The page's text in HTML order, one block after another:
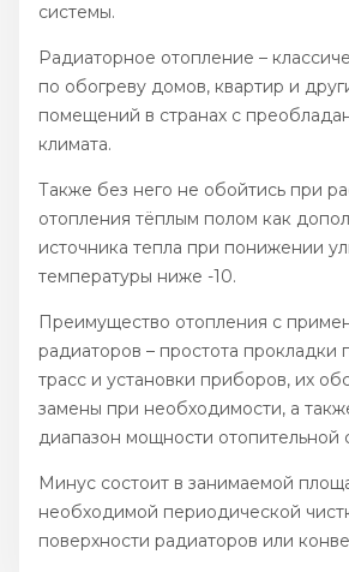
системы.
Радиаторное отопление –
по обогреву домов, квартир и
помещений в странах с
климата.
Также без него не обойтись при
отопления тёплым полом как
источника тепла при понижении
температуры ниже -10.
Преимущество отопления с
радиаторов – простота прокладки
трасс и установки приборов, их
замены при необходимости, а
диапазон мощности отопительной
Минус состоит в занимаемой
необходимой периодической
поверхности радиаторов или